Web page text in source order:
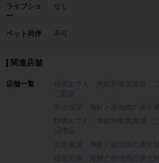
ライブショ
ー
なし
ペット同伴 不可
関連店舗
店舗一覧
静岡おでん 海鮮和食居酒屋
三島店
完全個室 海鮮と産地鶏の炭
静岡おでん 海鮮和食居酒屋
沼津店
完全個室 海鮮と産地鶏の炭
個室完備 海鮮と産地鶏の炭火